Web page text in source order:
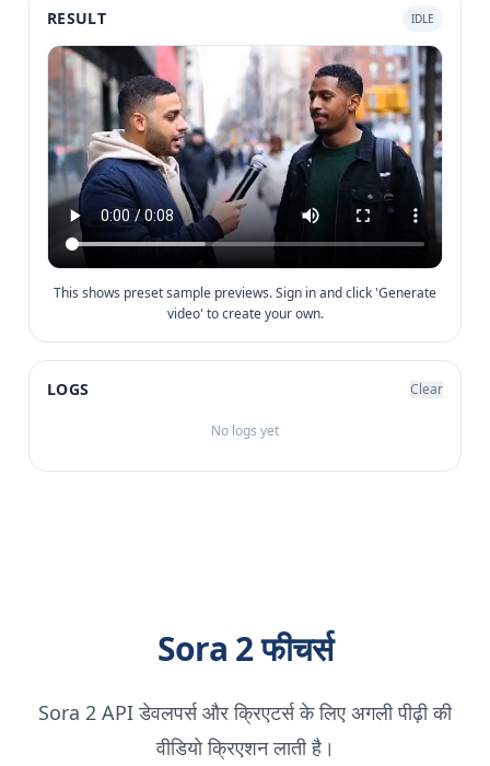
RESULT IDLE
This shows preset sample previews. Sign in and click 'Generate
video' to create your own.
LOGS Clear
No logs yet
Sora 2 फीचर्स
Sora 2 API डेवलपर्स और क्रिएटर्स के लिए अगली पीढ़ी की
वीडियो क्रिएशन लाती है।